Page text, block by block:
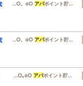
…○。o○ アパポイント貯…
…○。o○ アパポイント貯…
…○｡o○ アパポイント貯…